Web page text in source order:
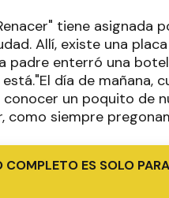
tiene asignada
Allí, existe una
padre enterró una
día de mañana,
un poquito de
siempre
COMPLETO ES SOLO